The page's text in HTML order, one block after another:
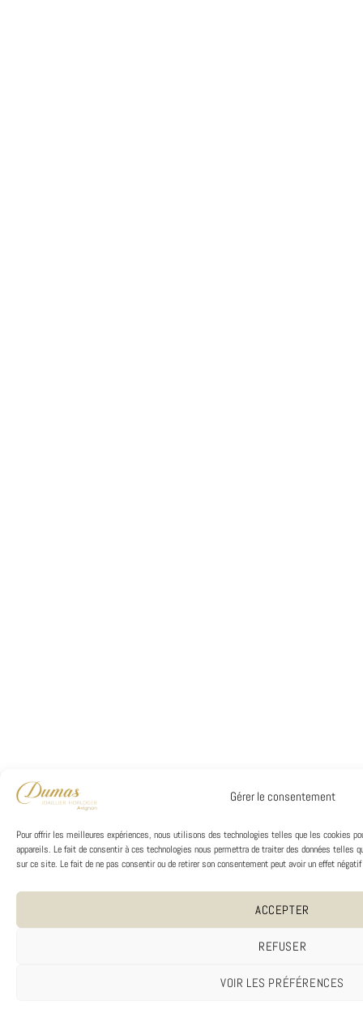
Gérer le consentement
Pour offrir les meilleures expériences, nous utilisons des technologies telles que les cookies
appareils. Le fait de consentir à ces technologies nous permettra de traiter des données telles
sur ce site. Le fait de ne pas consentir ou de retirer son consentement peut avoir un effet
ACCEPTER
REFUSER
VOIR LES PRÉFÉRENCES